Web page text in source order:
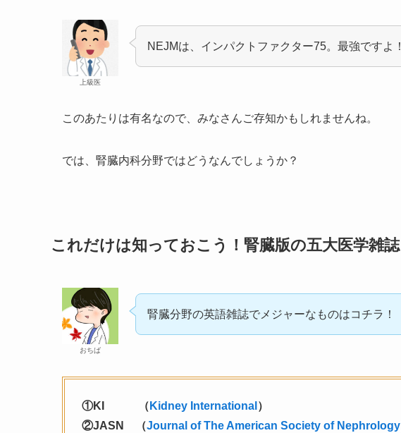
上級医
NEJMは、インパクトファクター75。最強ですよ！
このあたりは有名なので、みなさんご存知かもしれませんね。
では、腎臓内科分野ではどうなんでしょうか？
これだけは知っておこう！腎臓版の五大医学雑誌
おちば
腎臓分野の英語雑誌でメジャーなものはコチラ！
①KI （ Kidney International ）
②JASN （Journal of The American Society of Nephrology